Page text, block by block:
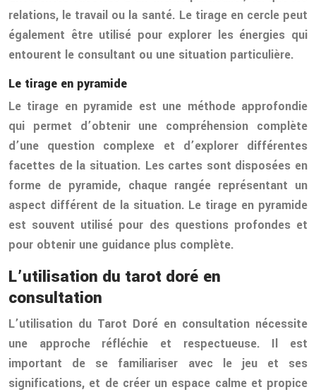
relations, le travail ou la santé. Le tirage en cercle peut
également être utilisé pour explorer les énergies qui
entourent le consultant ou une situation particulière.
Le tirage en pyramide
Le tirage en pyramide est une méthode approfondie
qui permet d’obtenir une compréhension complète
d’une question complexe et d’explorer différentes
facettes de la situation. Les cartes sont disposées en
forme de pyramide, chaque rangée représentant un
aspect différent de la situation. Le tirage en pyramide
est souvent utilisé pour des questions profondes et
pour obtenir une guidance plus complète.
L’utilisation du tarot doré en
consultation
L’utilisation du Tarot Doré en consultation nécessite
une approche réfléchie et respectueuse. Il est
important de se familiariser avec le jeu et ses
significations, et de créer un espace calme et propice